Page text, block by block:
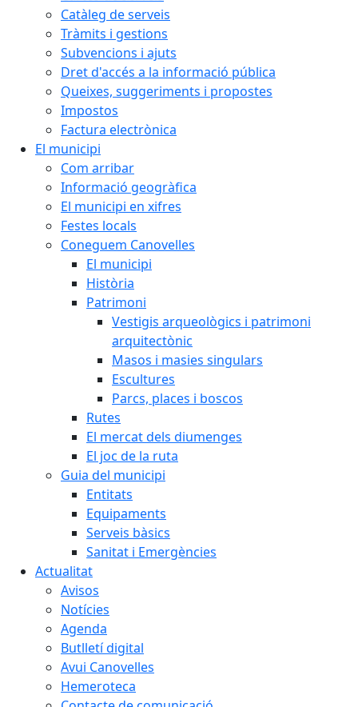
Catàleg de serveis
Tràmits i gestions
Subvencions i ajuts
Dret d'accés a la informació pública
Queixes, suggeriments i propostes
Impostos
Factura electrònica
El municipi
Com arribar
Informació geogràfica
El municipi en xifres
Festes locals
Coneguem Canovelles
El municipi
Història
Patrimoni
Vestigis arqueològics i patrimoni
arquitectònic
Masos i masies singulars
Escultures
Parcs, places i boscos
Rutes
El mercat dels diumenges
El joc de la ruta
Guia del municipi
Entitats
Equipaments
Serveis bàsics
Sanitat i Emergències
Actualitat
Avisos
Notícies
Agenda
Butlletí digital
Avui Canovelles
Hemeroteca